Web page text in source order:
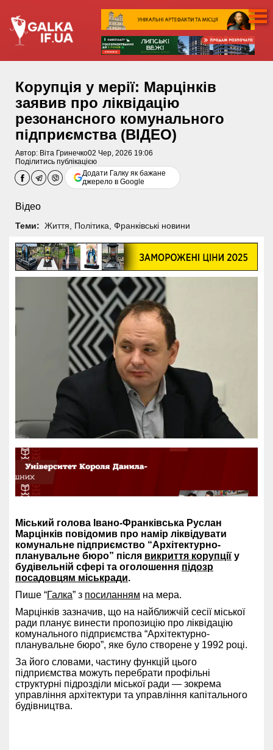
Корупція у мерії: Марцінків
заявив про ліквідацію
резонансного комунального
підприємства (ВІДЕО)
Автор: Віта Гринечко02 Чер, 2026 19:06
Поділитись публікацією
Додати Галку як бажане
джерело в Google
Відео
Теми: Життя Політика Франківські новини
Міський голова Івано-Франківська Руслан
Марцінків повідомив про намір ліквідувати
комунальне підприємство “Архітектурно-
планувальне бюро” після викриття корупції у
будівельній сфері та оголошення підозр
посадовцям міськради.
Пише “Галка” з посиланням на мера.
Марцінків зазначив, що на найближчій сесії міської
ради планує винести пропозицію про ліквідацію
комунального підприємства “Архітектурно-
планувальне бюро”, яке було створене у 1992 році.
За його словами, частину функцій цього
підприємства можуть перебрати профільні
структурні підрозділи міської ради — зокрема
управління архітектури та управління капітального
будівництва.